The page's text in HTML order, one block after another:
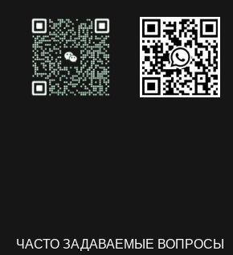
ЧАСТО ЗАДАВАЕМЫЕ ВОПРОСЫ